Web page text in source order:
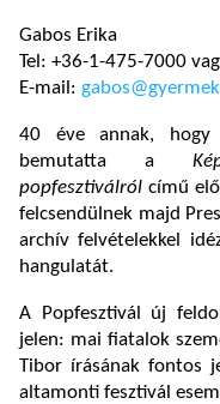
Gabos Erika
Tel: +36-1-475-7000
E-mail:
40 éve annak, hogy
bemutatta a
popfesztiválról című
felcsendülnek majd
archív felvételekkel
hangulatát.
A Popfesztivál új
jelen: mai fiatalok
Tibor írásának fontos
altamonti fesztivál